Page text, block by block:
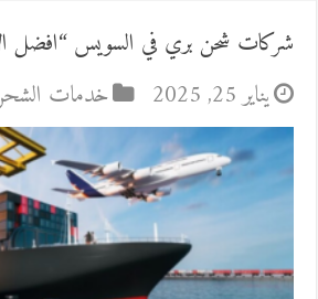
شركات شحن بري في السويس “افضل
يناير 25, 2025
خدمات